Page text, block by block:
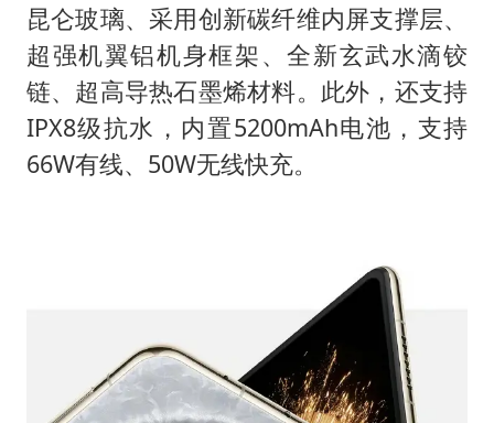
昆仑玻璃、采用创新碳纤维内屏支撑层、
超强机翼铝机身框架、全新玄武水滴铰
链、超高导热石墨烯材料。此外，还支持
IPX8级抗水，内置5200mAh电池，支持
66W有线、50W无线快充。